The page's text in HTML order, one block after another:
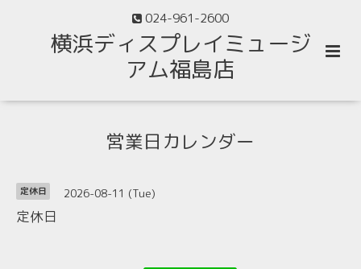
024-961-2600
横浜ディスプレイミュージ
アム福島店
営業日カレンダー
定休日 2026-08-11 (Tue)
定休日